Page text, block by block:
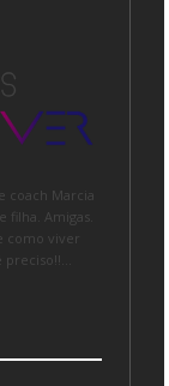
coach Marcia
filha. Amigas.
como viver